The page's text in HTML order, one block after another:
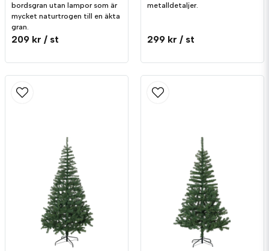
bordsgran utan lampor som är
mycket naturtrogen till en äkta
gran.
209 kr / st
metalldetaljer.
299 kr / st